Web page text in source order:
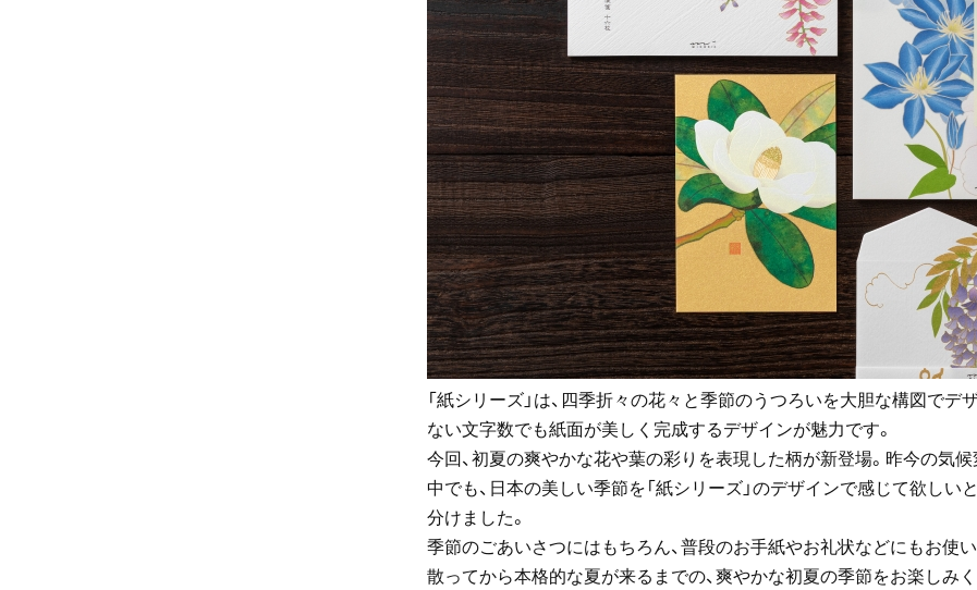
「紙シリーズ」は、四季折々の花々と季節のうつろいを大胆な構図で
ない文字数でも紙面が美しく完成するデザインが魅力です。
今回、初夏の爽やかな花や葉の彩りを表現した柄が新登場。昨今の気
中でも、日本の美しい季節を「紙シリーズ」のデザインで感じて欲しい
分けました。
季節のごあいさつにはもちろん、普段のお手紙やお礼状などにもお使
散ってから本格的な夏が来るまでの、爽やかな初夏の季節をお楽しみく